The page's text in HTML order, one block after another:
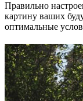
Правильно
картину ваших
оптимальные